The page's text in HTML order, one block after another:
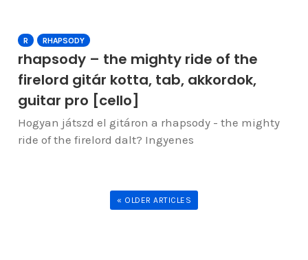
R RHAPSODY
rhapsody – the mighty ride of the
firelord gitár kotta, tab, akkordok,
guitar pro [cello]
Hogyan játszd el gitáron a rhapsody - the mighty
ride of the firelord dalt? Ingyenes
« OLDER ARTICLES